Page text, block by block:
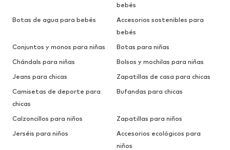
bebés
Botas de agua para bebés
Accesorios sostenibles para
bebés
Conjuntos y monos para niñas
Botas para niñas
Chándals para niñas
Bolsos y mochilas para niñas
Jeans para chicas
Zapatillas de casa para chicas
Camisetas de deporte para
chicas
Bufandas para chicas
Calzoncillos para niños
Zapatillas para niños
Jerséis para niños
Accesorios ecológicos para
niños